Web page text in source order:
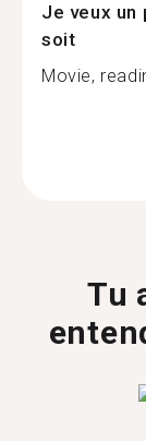
Je veux un
soit
Movie,
Tu